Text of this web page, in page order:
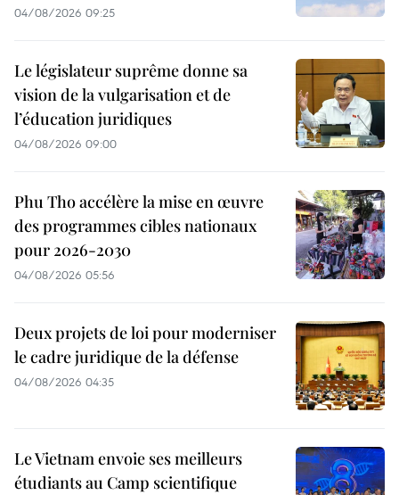
04/08/2026 09:25
Le législateur suprême donne sa
vision de la vulgarisation et de
l’éducation juridiques
04/08/2026 09:00
Phu Tho accélère la mise en œuvre
des programmes cibles nationaux
pour 2026-2030
04/08/2026 05:56
Deux projets de loi pour moderniser
le cadre juridique de la défense
04/08/2026 04:35
Le Vietnam envoie ses meilleurs
étudiants au Camp scientifique